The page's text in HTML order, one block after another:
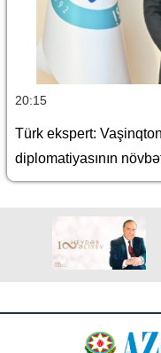
20:15
Türk ekspert:
diplomatiyasının